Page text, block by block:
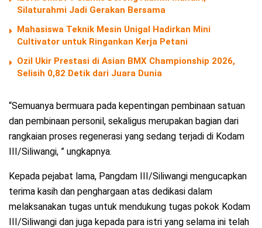
Silaturahmi Jadi Gerakan Bersama
Mahasiswa Teknik Mesin Unigal Hadirkan Mini
Cultivator untuk Ringankan Kerja Petani
Ozil Ukir Prestasi di Asian BMX Championship 2026,
Selisih 0,82 Detik dari Juara Dunia
“Semuanya bermuara pada kepentingan pembinaan satuan
dan pembinaan personil, sekaligus merupakan bagian dari
rangkaian proses regenerasi yang sedang terjadi di Kodam
III/Siliwangi, ” ungkapnya.
Kepada pejabat lama, Pangdam III/Siliwangi mengucapkan
terima kasih dan penghargaan atas dedikasi dalam
melaksanakan tugas untuk mendukung tugas pokok Kodam
III/Siliwangi dan juga kepada para istri yang selama ini telah